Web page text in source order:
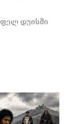
დუისში